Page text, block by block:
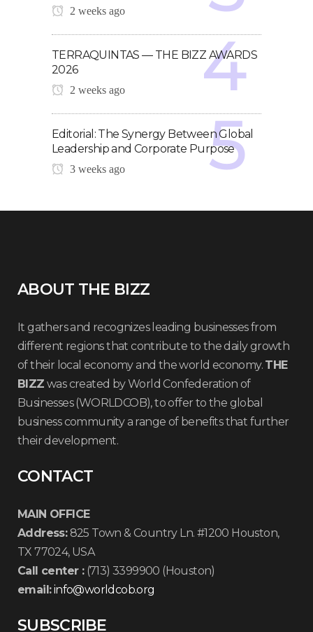
2 weeks ago
TERRAQUINTAS — THE BIZZ AWARDS
2026
2 weeks ago
Editorial: The Synergy Between Global
Leadership and Corporate Purpose
3 weeks ago
ABOUT THE BIZZ
It gathers and recognizes leading businesses from
different regions that contribute to the daily growth
of their local economy and the world economy. THE
BIZZ was created by World Confederation of
Businesses (WORLDCOB), to offer to the global
business community a range of benefits that further
their development.
CONTACT
MAIN OFFICE
Address:825 Town & Country Ln. #1200 Houston,
TX 77024, USA
Call center :(713) 3399900 (Houston)
email:info@worldcob.org
SUBSCRIBE